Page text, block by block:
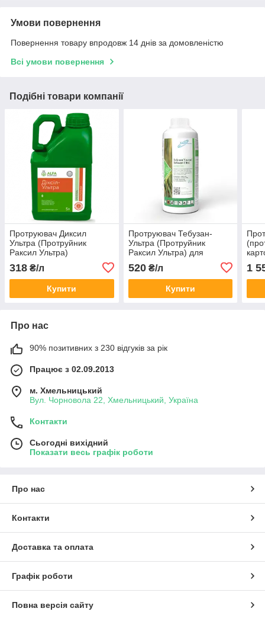
Умови повернення
Повернення товару впродовж 14 днів за домовленістю
Всі умови повернення
Подібні товари компанії
Протруювач Диксил
Ультра (Протруйник
Раксил Ультра)
318 ₴/л
Купити
Протруювач Тебузан-
Ультра (Протруйник
Раксил Ультра) для
ячменю, жита, вівса,
проса, льону
520₴/л
Купити
1
Про нас
90% позитивних з 230 відгуків за рік
Працює з 02.09.2013
м. Хмельницький
Вул. Чорновола 22, Хмельницький, Україна
Контакти
Сьогодні вихідний
Показати весь графік роботи
Про нас
Контакти
Доставка та оплата
Графік роботи
Повна версія сайту